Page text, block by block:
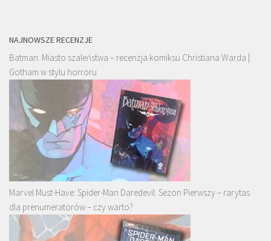
NAJNOWSZE RECENZJE
Batman. Miasto szaleństwa – recenzja komiksu Christiana Warda |
Gotham w stylu horroru
Marvel Must-Have: Spider-Man Daredevil. Sezon Pierwszy – rarytas
dla prenumeratorów – czy warto?